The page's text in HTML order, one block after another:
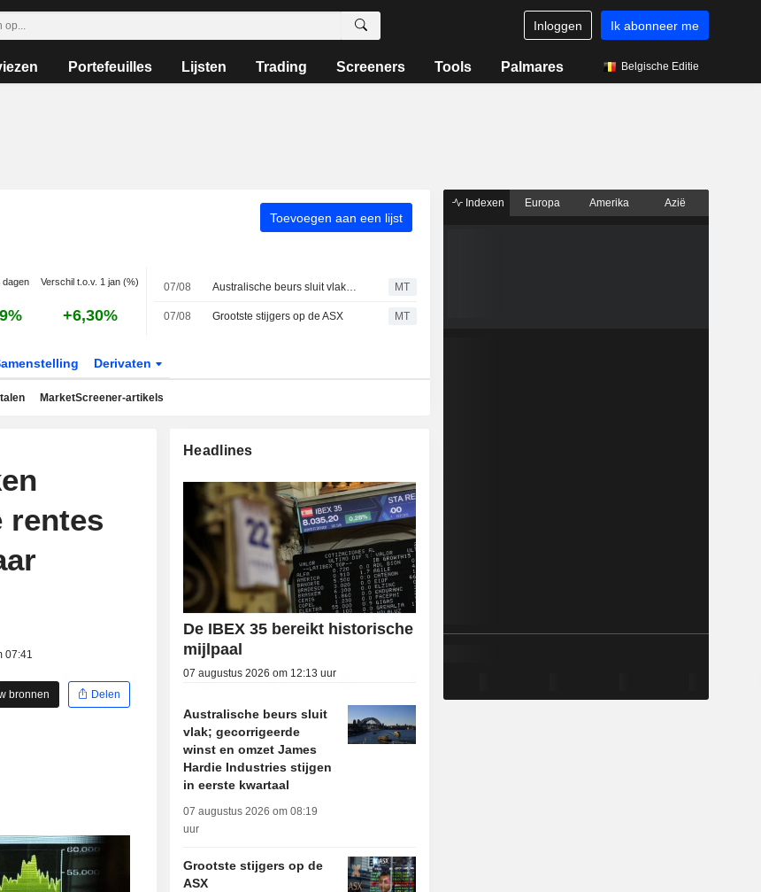
Inloggen Ik abonneer me
Portefeuilles Lijsten Trading Screeners Tools Palmares Belgische Editie
Toevoegen aan een lijst
dagen Verschil t.o.v. 1 jan (%)
+6,30%
07/08 Australische beurs sluit vlak; gecorrigeerde winst en omzet James Hardie Industries stijgen in eerste kwartaal MT
07/08 Grootste stijgers op de ASX MT
Derivaten
MarketScreener-artikels
rentes
07:41
bronnen
Delen
Headlines
De IBEX 35 bereikt historische
mijlpaal
07 augustus 2026 om 12:13 uur
Australische beurs sluit
vlak; gecorrigeerde
winst en omzet James
Hardie Industries stijgen
in eerste kwartaal
07 augustus 2026 om 08:19
uur
Grootste stijgers op de
ASX
Indexen Europa Amerika Azië